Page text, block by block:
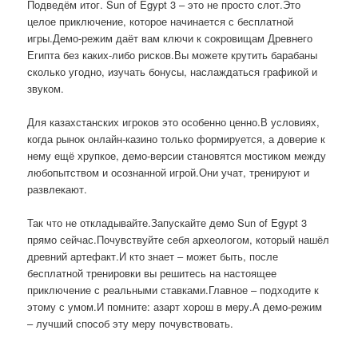
Подведём итог. Sun of Egypt 3 – это не просто слот.Это
целое приключение, которое начинается с бесплатной
игры.Демо-режим даёт вам ключи к сокровищам Древнего
Египта без каких-либо рисков.Вы можете крутить барабаны
сколько угодно, изучать бонусы, наслаждаться графикой и
звуком.
Для казахстанских игроков это особенно ценно.В условиях,
когда рынок онлайн-казино только формируется, а доверие к
нему ещё хрупкое, демо-версии становятся мостиком между
любопытством и осознанной игрой.Они учат, тренируют и
развлекают.
Так что не откладывайте.Запускайте демо Sun of Egypt 3
прямо сейчас.Почувствуйте себя археологом, который нашёл
древний артефакт.И кто знает – может быть, после
бесплатной тренировки вы решитесь на настоящее
приключение с реальными ставками.Главное – подходите к
этому с умом.И помните: азарт хорош в меру.А демо-режим
– лучший способ эту меру почувствовать.